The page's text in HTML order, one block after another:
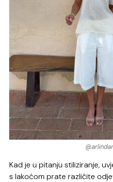
Kad je u pitanju stiliziranje,
s lakoćom prate različite